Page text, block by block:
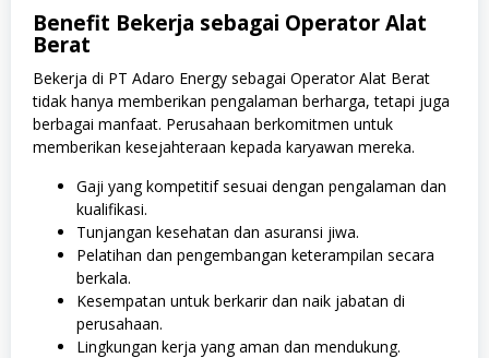
Benefit Bekerja sebagai Operator Alat
Berat
Bekerja di PT Adaro Energy sebagai Operator Alat Berat
tidak hanya memberikan pengalaman berharga, tetapi juga
berbagai manfaat. Perusahaan berkomitmen untuk
memberikan kesejahteraan kepada karyawan mereka.
Gaji yang kompetitif sesuai dengan pengalaman dan
kualifikasi.
Tunjangan kesehatan dan asuransi jiwa.
Pelatihan dan pengembangan keterampilan secara
berkala.
Kesempatan untuk berkarir dan naik jabatan di
perusahaan.
Lingkungan kerja yang aman dan mendukung.